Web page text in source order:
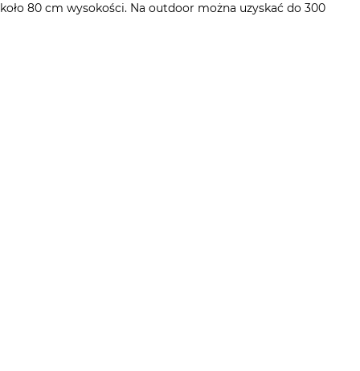
80 cm wysokości. Na outdoor można uzyskać do 300